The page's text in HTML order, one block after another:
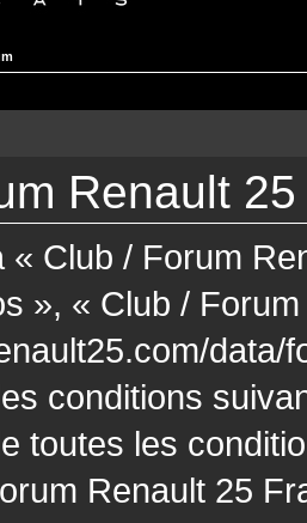
Renault
« Club / Forum
», « Club /
data/
conditions
toutes les
Renault 25